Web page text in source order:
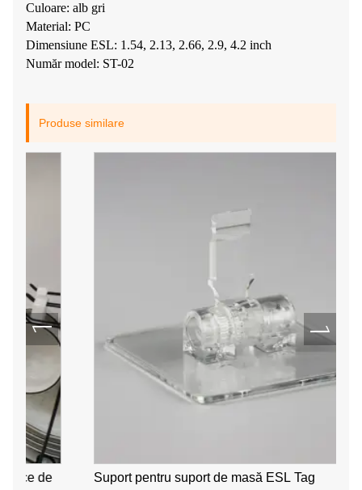
Culoare: alb gri
Material: PC
Dimensiune ESL: 1.54, 2.13, 2.66, 2.9, 4.2 inch
Număr model: ST-02
Produse similare
Suport pentru suport de masă ESL Tag